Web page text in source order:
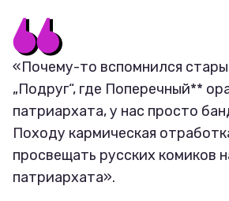
«Почему-то вспомнился
„Подруг“, где Поперечный**
патриархата, у нас просто
Походу кармическая
просвещать русских комиков
патриархата».